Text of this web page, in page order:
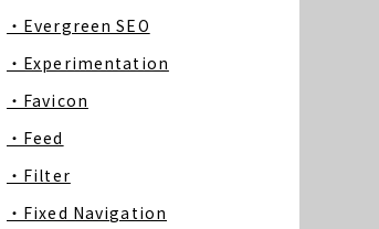
・Evergreen SEO
・Experimentation
・Favicon
・Feed
・Filter
・Fixed Navigation